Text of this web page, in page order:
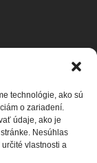
technológie, ako sú
o zariadení.
údaje, ako je
Nesúhlas
vlastnosti a
Zásady
o ochrane